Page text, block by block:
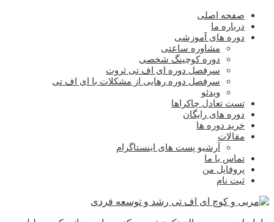
صفحه اصلی
درباره ما
دوره های آموزشی
مشاوره ساعتی
دوره کوچینگ شخصی
سرفصل دوره ای اف تی ثروت
سرفصل دوره رهایی از مشکلات با ای اف تی
ویدئو
تست تعادل چاکراها
دوره های رایگان
خرید دوره ها
مقالات
آرشیو پست های اینستاگرام
تماس با ما
پروفایل من
ثبت نام